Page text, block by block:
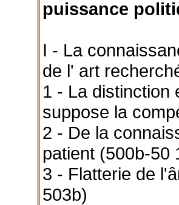
puissance
I - La
de l' art
1 - La distinction
suppose la
2 - De la
patient (500b-50
3 - Flatterie de
503b)